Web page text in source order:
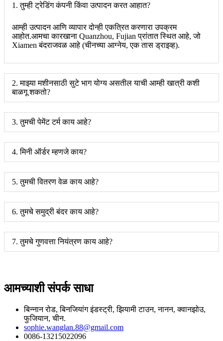
1. तुम्ही ट्रेडिंग कंपनी किंवा उत्पादन करत आहात?
आम्ही उत्पादन आणि व्यापार दोन्ही एकत्रित करणारा उपक्रम
आहोत.आमचा कारखाना Quanzhou, Fujian प्रांतात स्थित आहे, जो
Xiamen बंदराजवळ आहे (चीनच्या आग्नेय, एक तास ड्राइव्ह).
2. माझ्या मशीनसाठी सुटे भाग योग्य असतील याची आम्ही खात्री कशी
बाळगू शकतो?
3. तुमची पेमेंट टर्म काय आहे?
4. मिनी ऑर्डर म्हणजे काय?
5. तुमची वितरण वेळ काय आहे?
6. तुमचे समुद्री बंदर काय आहे?
7. तुमचे गुणवत्ता नियंत्रण काय आहे?
आमच्याशी संपर्क साधा
बिन्नान रोड, बिनजियांग इंडस्ट्री, झियामी टाउन, नानन, क्वानझोउ,
फुजियान, चीन.
sophie.wanglan.88@gmail.com
0086-13215022096